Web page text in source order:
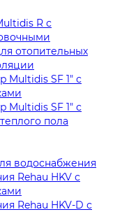
R с
отопительных
Multidis SF 1" с
Multidis SF 1" с
пола
водоснабжения
Rehau HKV с
Rehau HKV-D с